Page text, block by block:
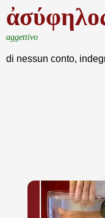
aggettivo
di nessun conto,